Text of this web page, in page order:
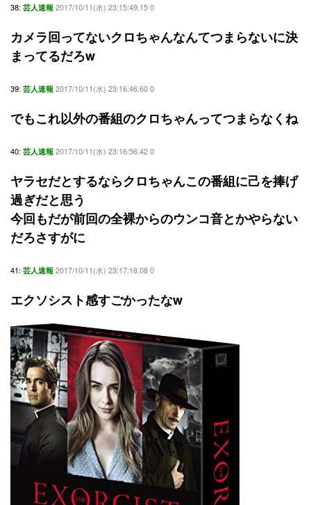
38: 芸人速報 2017/10/11(水) 23:15:49.15 0
カメラ回ってないクロちゃんなんてつまらないに決
まってるだろw
39: 芸人速報 2017/10/11(水) 23:16:46.60 0
でもこれ以外の番組のクロちゃんってつまらなくね
40: 芸人速報 2017/10/11(水) 23:16:56.42 0
ヤラセだとするならクロちゃんこの番組に己を捧げ
過ぎだと思う
今回もだが前回の全裸からのウンコ音とかやらない
だろさすがに
41: 芸人速報 2017/10/11(水) 23:17:18.08 0
エクソシスト感すごかったなw